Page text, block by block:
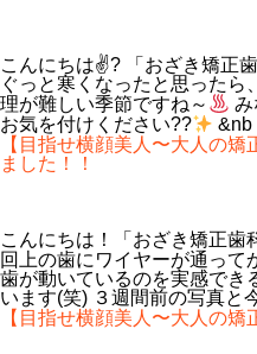
こんにちは✌? 「おざき矯正
ぐっと寒くなったと思ったら
理が難しい季節ですね～
み
お気を付けください??
&nb
【目指せ横顔美人〜大人の
ました！！
こんにちは！「おざき矯正
回上の歯にワイヤーが通って
歯が動いているのを実感でき
います(笑) ３週間前の写真と
【目指せ横顔美人〜大人の